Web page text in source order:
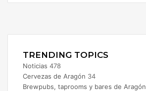
TRENDING TOPICS
Noticias 478
Cervezas de Aragón 34
Brewpubs, taprooms y bares de Aragón